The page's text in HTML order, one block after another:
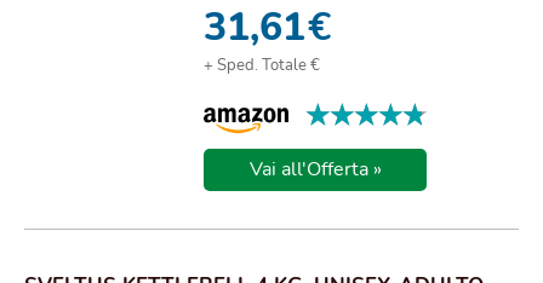
31,61€
+ Sped. Totale €
★★★★★
★★★★★
Vai all'Offerta »